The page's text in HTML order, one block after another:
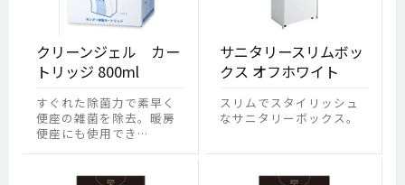
クリーンジェル カー
トリッジ 800ml
すぐれた除菌力で素早く
便座の雑菌を除去。暖房
便座にも使用でき…
サニタリースリムボッ
クス オフホワイト
スリムでスタイリッシュ
なサニタリーボックス。